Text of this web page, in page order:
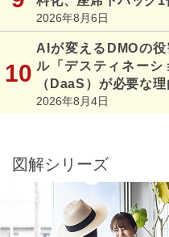
2026年8月6日
AIが変えるDMOの
ル「デスティネーシ
（DaaS）が必要な理
2026年8月4日
図解シリーズ